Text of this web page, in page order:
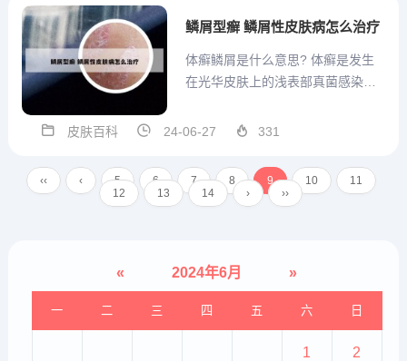
界污染物过敏所致。一般发生在春
治...
鳞屑型癣 鳞屑性皮肤病怎么治疗
体癣鳞屑是什么意思? 体癣是发生
在光华皮肤上的浅表部真菌感染，
属，或表皮癣菌属，可因直接接触
用具而传染。多汗，潮湿以及皮肤
浅表外伤常是此病传染的有利条
皮肤百科 24-06-27 331
‹‹ ‹ 5 6 7 8 9 10
11
12
13 14 › ››
« 2024年6月 »
一 二 三 四 五 六 日
1 2